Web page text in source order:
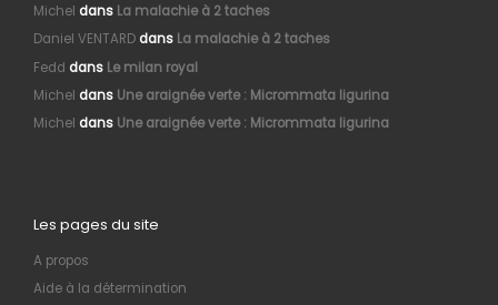
Michel dans La malachie à 2 taches
Daniel VENTARDdans La malachie à 2 taches
Fedd dans Le milan royal
Michel dans Une araignée verte : Micrommata ligurina
Michel dans Une araignée verte : Micrommata ligurina
Les pages du site
A propos
Aide à la détermination